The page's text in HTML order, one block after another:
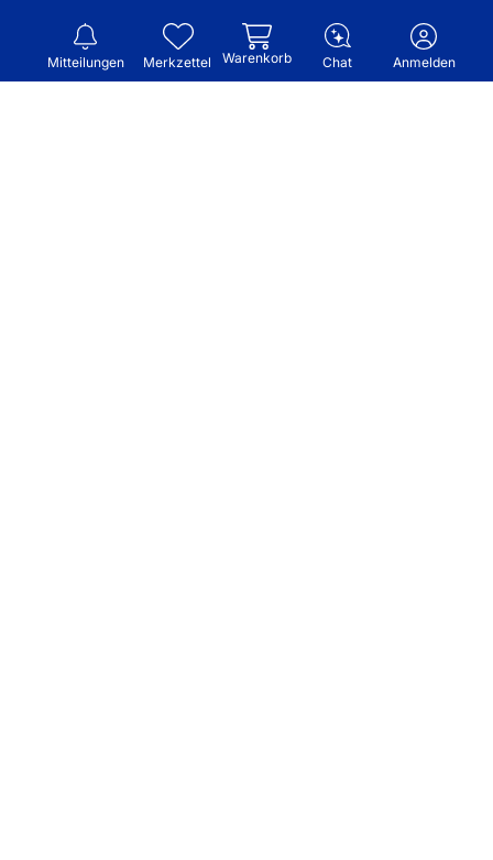
Mitteilungen Merkzettel Warenkorb Chat Anmelden